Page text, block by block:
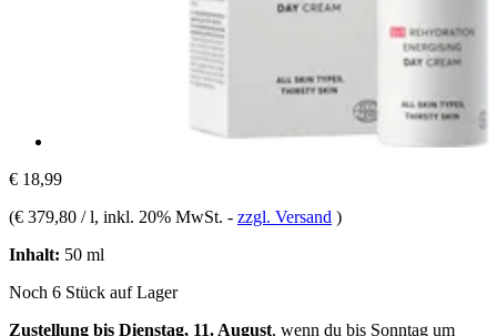
€ 18,99
(€ 379,80 / l, inkl. 20% MwSt. - zzgl. Versand )
Inhalt: 50 ml
Noch 6 Stück auf Lager
Zustellung bis Dienstag, 11. August, wenn du bis Sonntag um